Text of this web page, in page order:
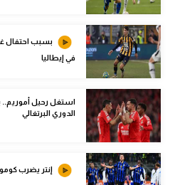
Gamers
ميركاتو
تحقيق في الجول
تقرير في الجول
تحليل في الجول
حكايات في الجول
كويز في الجول
بسبب احتفال
في إيطاليا
استغل رحيل أموريم..
الدوري البرتغالي
إنتر يضرب كومو